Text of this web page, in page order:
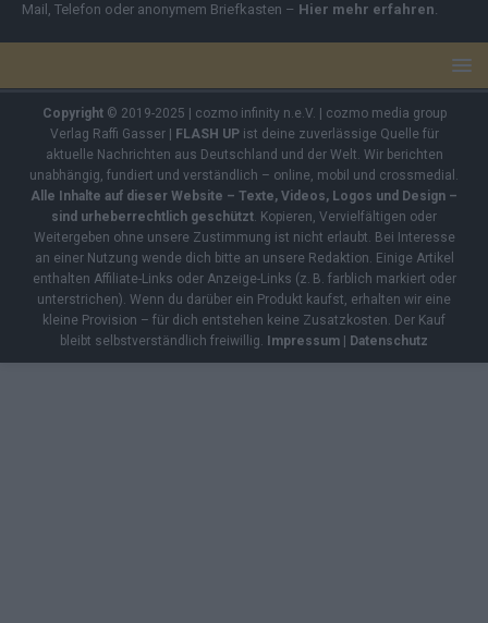
Mail, Telefon oder anonymem Briefkasten – Hier mehr erfahren.
Copyright© 2019-2025 | cozmo infinity n.e.V. | cozmo media group
Verlag Raffi Gasser |
FLASH UPist deine zuverlässige Quelle für
aktuelle Nachrichten aus Deutschland und der Welt. Wir berichten
unabhängig, fundiert und verständlich – online, mobil und crossmedial.
Alle Inhalte auf dieser Website – Texte, Videos, Logos und Design –
sind urheberrechtlich geschützt. Kopieren, Vervielfältigen oder
Weitergeben ohne unsere Zustimmung ist nicht erlaubt. Bei Interesse
an einer Nutzung wende dich bitte an unsere Redaktion. Einige Artikel
enthalten Affiliate-Links oder Anzeige-Links (z. B. farblich markiert oder
unterstrichen). Wenn du darüber ein Produkt kaufst, erhalten wir eine
kleine Provision – für dich entstehen keine Zusatzkosten. Der Kauf
bleibt selbstverständlich freiwillig.
Impressum Datenschutz